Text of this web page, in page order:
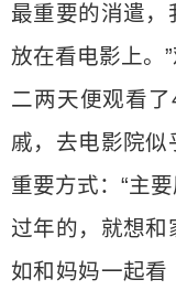
最重要的消遣，
放在看电影上。
二两天便观看
戚，去电影院似
重要方式：“主
过年的，就想和
如和妈妈一起看